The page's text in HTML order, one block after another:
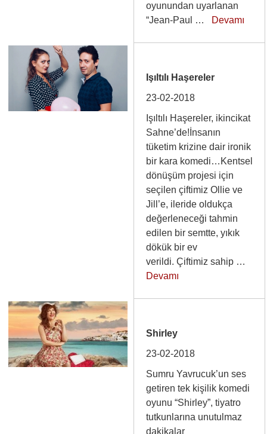
oyunundan uyarlanan
“Jean-Paul … Devamı
Işıltılı Haşereler
23-02-2018
Işıltılı Haşereler, ikincikat
Sahne’de!İnsanın
tüketim krizine dair ironik
bir kara komedi…Kentsel
dönüşüm projesi için
seçilen çiftimiz Ollie ve
Jill’e, ileride oldukça
değerleneceği tahmin
edilen bir semtte, yıkık
dökük bir ev
verildi. Çiftimiz sahip …
Devamı
Shirley
23-02-2018
Sumru Yavrucuk’un ses
getiren tek kişilik komedi
oyunu “Shirley”, tiyatro
tutkunlarına unutulmaz
dakikalar